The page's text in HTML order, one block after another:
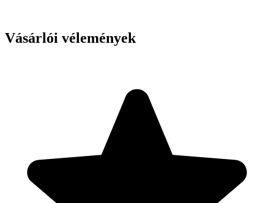
Vásárlói vélemények